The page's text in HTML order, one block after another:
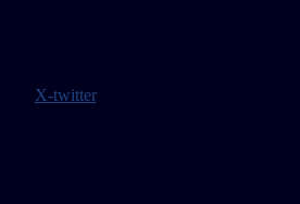
X-twitter